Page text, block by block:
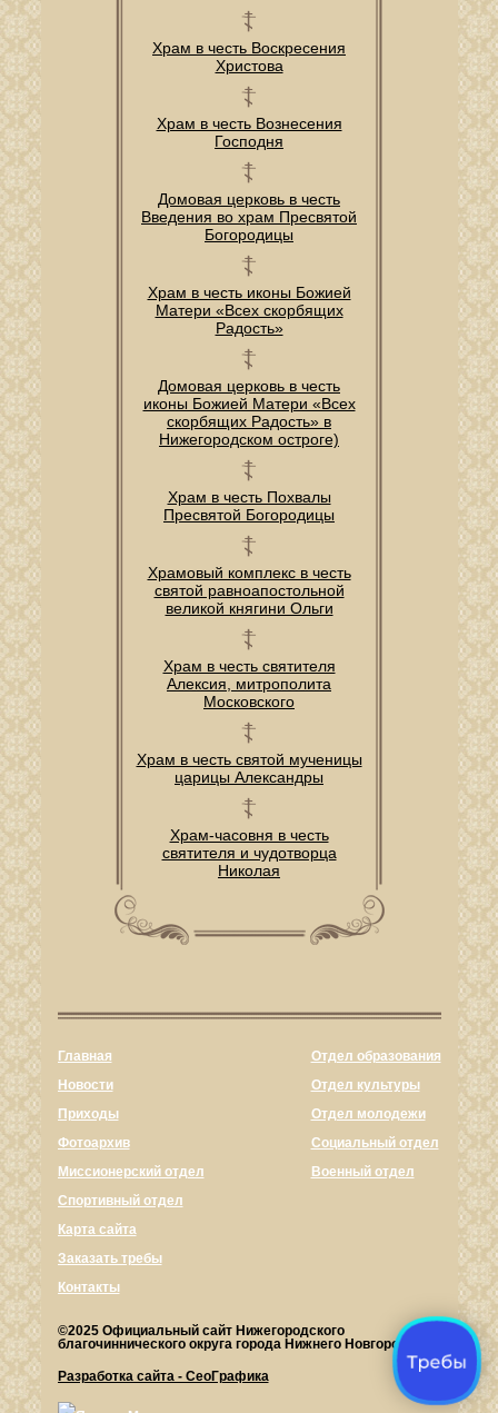
Храм в честь Воскресения
Христова
Храм в честь Вознесения
Господня
Домовая церковь в честь
Введения во храм Пресвятой
Богородицы
Храм в честь иконы Божией
Матери «Всех скорбящих
Радость»
Домовая церковь в честь
иконы Божией Матери «Всех
скорбящих Радость» в
Нижегородском остроге)
Храм в честь Похвалы
Пресвятой Богородицы
Храмовый комплекс в честь
святой равноапостольной
великой княгини Ольги
Храм в честь святителя
Алексия, митрополита
Московского
Храм в честь святой мученицы
царицы Александры
Храм-часовня в честь
святителя и чудотворца
Николая
Главная
Новости
Приходы
Фотоархив
Миссионерский отдел
Отдел образования
Отдел культуры
Отдел молодежи
Социальный отдел
Военный отдел
Спортивный отдел
Карта сайта
Заказать требы
Контакты
©2025 Официальный сайт Нижегородского
благочиннического округа города Нижнего Новгорода.
Разработка сайта - СеоГрафика